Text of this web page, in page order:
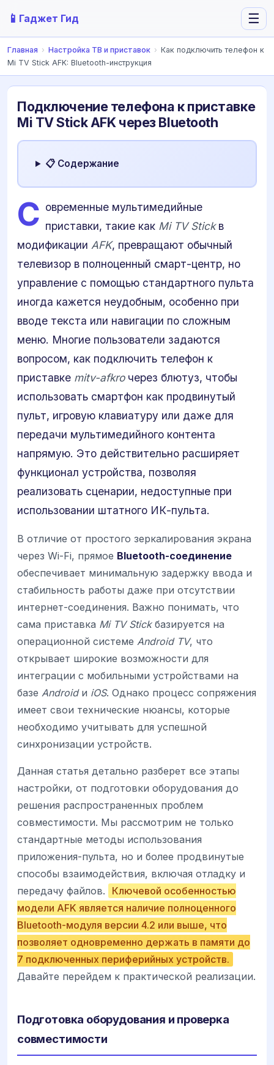
📱 Гаджет Гид ☰
Главная › Настройка ТВ и приставок › Как подключить телефон к
Mi TV Stick AFK: Bluetooth-инструкция
Подключение телефона к приставке
Mi TV Stick AFK через Bluetooth
📋 Содержание
С овременные мультимедийные
приставки, такие как Mi TV Stickв
модификации AFK, превращают обычный
телевизор в полноценный смарт-центр, но
управление с помощью стандартного пульта
иногда кажется неудобным, особенно при
вводе текста или навигации по сложным
меню. Многие пользователи задаются
вопросом, как подключить телефон к
приставке mitv-afkroчерез блютуз, чтобы
использовать смартфон как продвинутый
пульт, игровую клавиатуру или даже для
передачи мультимедийного контента
напрямую. Это действительно расширяет
функционал устройства, позволяя
реализовать сценарии, недоступные при
использовании штатного ИК-пульта.
В отличие от простого зеркалирования экрана
через Wi-Fi, прямое Bluetooth-соединение
обеспечивает минимальную задержку ввода и
стабильность работы даже при отсутствии
интернет-соединения. Важно понимать, что
сама приставка Mi TV Stickбазируется на
операционной системе Android TV, что
открывает широкие возможности для
интеграции с мобильными устройствами на
базе Androidи iOS. Однако процесс сопряжения
имеет свои технические нюансы, которые
необходимо учитывать для успешной
синхронизации устройств.
Данная статья детально разберет все этапы
настройки, от подготовки оборудования до
решения распространенных проблем
совместимости. Мы рассмотрим не только
стандартные методы использования
приложения-пульта, но и более продвинутые
способы взаимодействия, включая отладку и
передачу файлов.
Ключевой особенностью
модели AFK является наличие полноценного
Bluetooth-модуля версии 4.2 или выше, что
позволяет одновременно держать в памяти до
7 подключенных периферийных устройств.
Давайте перейдем к практической реализации.
Подготовка оборудования и проверка
совместимости